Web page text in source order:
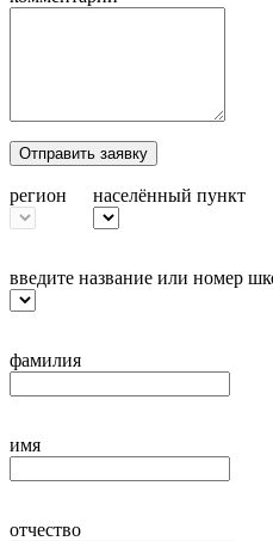
Отправить заявку
регион населённый пункт
введите название или номер
фамилия
имя
отчество